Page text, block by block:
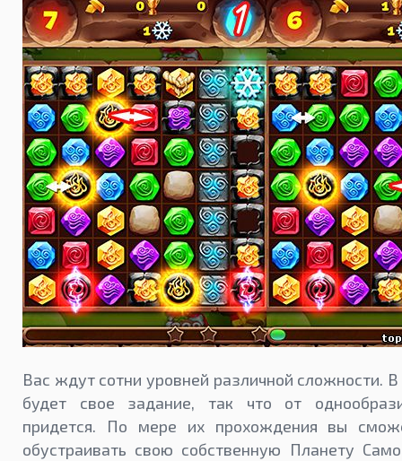
Вас ждут сотни уровней различной сложности.
будет свое задание, так что от
придется. По мере их прохождения вы
обустраивать свою собственную Планету